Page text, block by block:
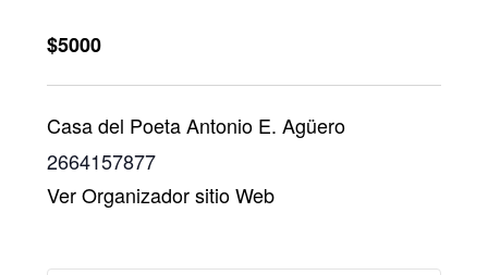
$5000
Casa del Poeta Antonio E. Agüero
2664157877
Ver Organizador sitio Web